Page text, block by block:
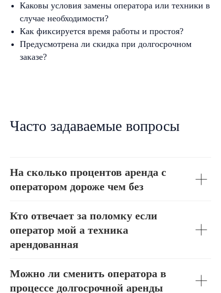
Каковы условия замены оператора или техники в
случае необходимости?
Как фиксируется время работы и простоя?
Предусмотрена ли скидка при долгосрочном
заказе?
Часто задаваемые вопросы
На сколько процентов аренда с
оператором дороже чем без
Кто отвечает за поломку если
оператор мой а техника
арендованная
Можно ли сменить оператора в
процессе долгосрочной аренды